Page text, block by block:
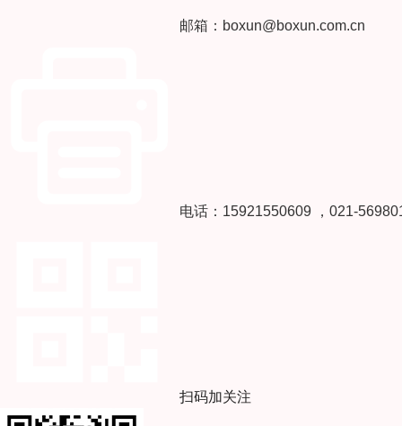
邮箱：boxun@boxun.com.cn
电话：15921550609 ，021-
扫码加关注